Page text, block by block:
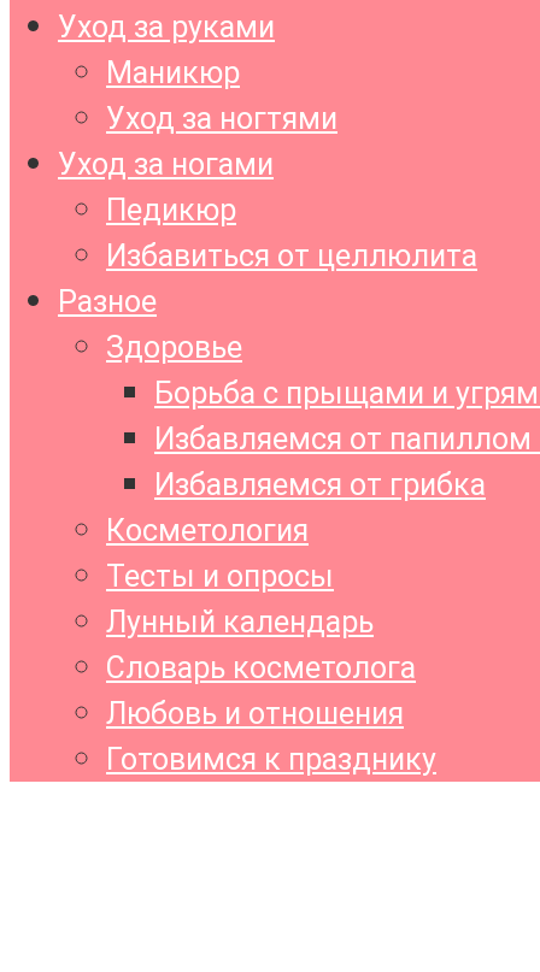
Уход за руками
Маникюр
Уход за ногтями
Уход за ногами
Педикюр
Избавиться от целлюлита
Разное
Здоровье
Борьба с прыщами и
Избавляемся от папиллом
Избавляемся от грибка
Косметология
Тесты и опросы
Лунный календарь
Словарь косметолога
Любовь и отношения
Готовимся к празднику